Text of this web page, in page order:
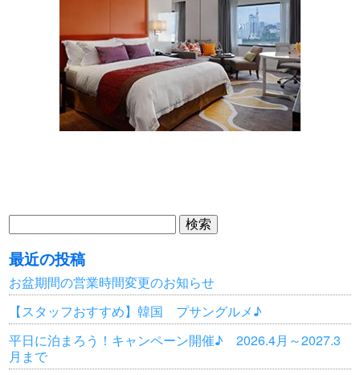
検
索:
最近の投稿
お盆期間の営業時間変更のお知らせ
【スタッフおすすめ】韓国 プサングルメ♪
平日に泊まろう！キャンペーン開催♪ 2026.4月～2027.3
月まで